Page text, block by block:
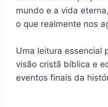
mundo e a vida
o que realmente nos
Uma leitura essencial
visão cristã bíblica e
eventos finais da